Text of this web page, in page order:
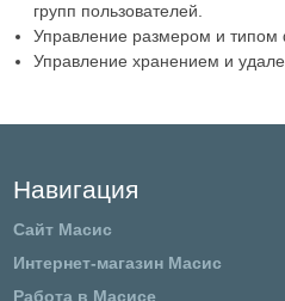
групп пользователей.
Управление размером и типом
Управление хранением и
Навигация
Сайт Масис
Интернет-магазин Масис
Работа в Масисе